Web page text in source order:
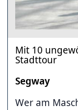
Mit 10
Stadttour
Segway
Wer am